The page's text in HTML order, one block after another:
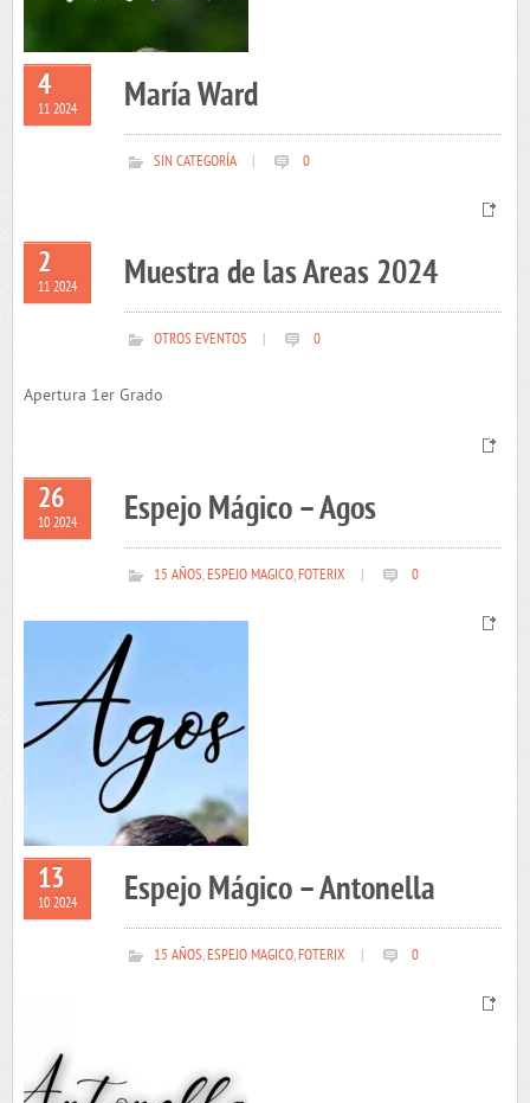
4
11 2024 María Ward
SIN CATEGORÍA 0
2
11 2024 Muestra de las Areas 2024
OTROS EVENTOS 0
Apertura 1er Grado
26
10 2024 Espejo Mágico – Agos
15 AÑOS,ESPEJO MAGICO,FOTERIX 0
13
10 2024 Espejo Mágico – Antonella
15 AÑOS,ESPEJO MAGICO,FOTERIX 0